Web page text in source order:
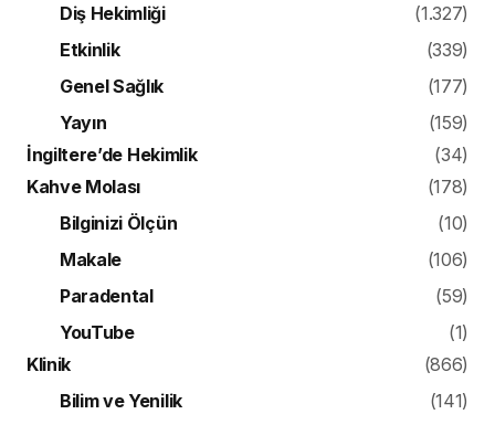
Diş Hekimliği
(1.327)
Etkinlik
(339)
Genel Sağlık
(177)
Yayın
(159)
İngiltere’de Hekimlik
(34)
Kahve Molası
(178)
Bilginizi Ölçün
(10)
Makale
(106)
Paradental
(59)
YouTube
(1)
Klinik
(866)
Bilim ve Yenilik
(141)